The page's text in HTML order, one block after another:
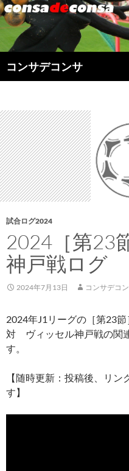
コンサデコンサ
索
ン
ツ
へ
ス
キ
ッ
プ
試合ログ2024
2024［第23
神戸戦ログ
2024年7月13日 コンサデコ
2024年J1リーグの［第23
対 ヴィッセル神戸戦の関
す。
【随時更新：投稿後、リ
す】